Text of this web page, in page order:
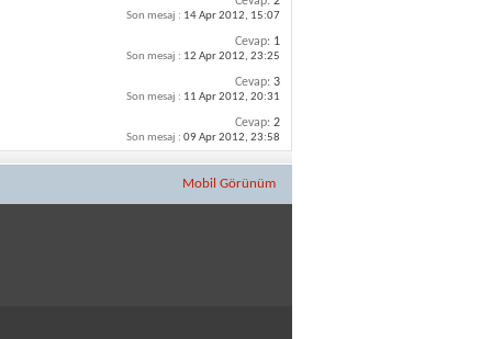
Son mesaj : 14 Apr 2012, 15:07
Cevap: 1
Son mesaj : 12 Apr 2012, 23:25
Cevap: 3
Son mesaj : 11 Apr 2012, 20:31
Cevap: 2
Son mesaj : 09 Apr 2012, 23:58
Mobil Görünüm